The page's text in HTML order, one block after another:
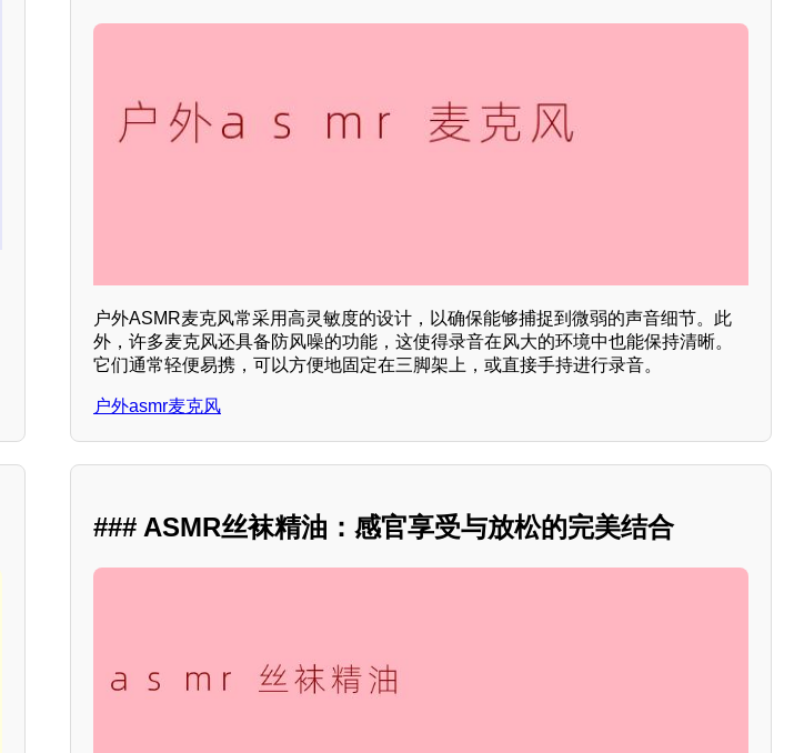
户外ASMR麦克风常采用高灵敏度的设计，以确保能够捕捉到微弱的声音细节。此
外，许多麦克风还具备防风噪的功能，这使得录音在风大的环境中也能保持清晰。
它们通常轻便易携，可以方便地固定在三脚架上，或直接手持进行录音。
户外asmr麦克风
### ASMR丝袜精油：感官享受与放松的完美结合